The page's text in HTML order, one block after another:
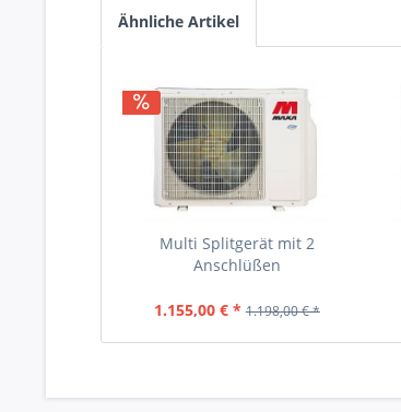
Ähnliche Artikel
Multi Splitgerät mit 2
Anschlüßen
1.155,00 € * 1.198,00 € *